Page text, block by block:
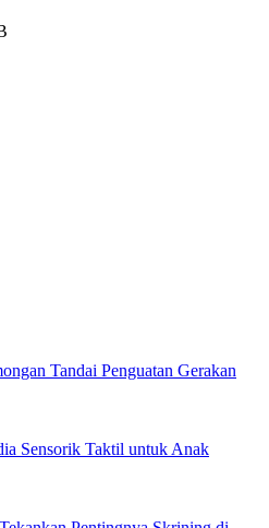
Tandai Penguatan Gerakan
Sensorik Taktil untuk Anak